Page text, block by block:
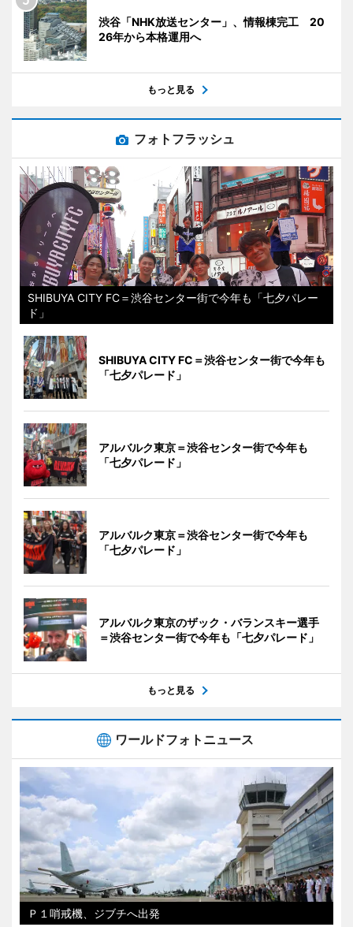
渋谷「NHK放送センター」、情報棟完工 20
26年から本格運用へ
もっと見る
フォトフラッシュ
SHIBUYA CITY FC＝渋谷センター街で今年も「七夕パレー
ド」
SHIBUYA CITY FC＝渋谷センター街で今年も
「七夕パレード」
アルバルク東京＝渋谷センター街で今年も
「七夕パレード」
アルバルク東京＝渋谷センター街で今年も
「七夕パレード」
アルバルク東京のザック・バランスキー選手
＝渋谷センター街で今年も「七夕パレード」
もっと見る
ワールドフォトニュース
Ｐ１哨戒機、ジブチへ出発